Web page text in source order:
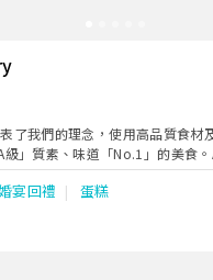
了我們的理念，使用高品質食材
級」質素、味道「No.1」的美食
麗的婚嫁蛋糕，讓一對新人在親
。
宴回禮 蛋糕